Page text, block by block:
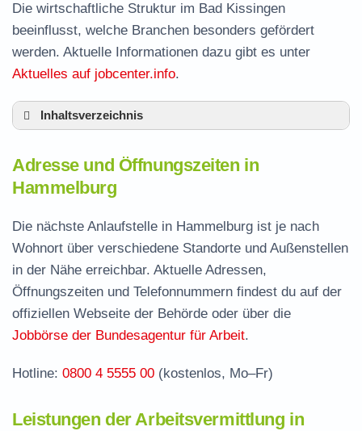
Die wirtschaftliche Struktur im Bad Kissingen
beeinflusst, welche Branchen besonders gefördert
werden. Aktuelle Informationen dazu gibt es unter
Aktuelles auf jobcenter.info.
Inhaltsverzeichnis
Leistungen der Arbeitsvermittlung in
Hammelburg
Termin vereinbaren und Bürgergeld beantragen
Jobcenter Bad Kissingen – zuständige Stelle
Häufige Fragen rund ums Jobcenter
Adresse und Öffnungszeiten in
Hammelburg
Die nächste Anlaufstelle in Hammelburg ist je nach
Wohnort über verschiedene Standorte und Außenstellen
in der Nähe erreichbar. Aktuelle Adressen,
Öffnungszeiten und Telefonnummern findest du auf der
offiziellen Webseite der Behörde oder über die
Jobbörse der Bundesagentur für Arbeit.
Hotline: 0800 4 5555 00 (kostenlos, Mo–Fr)
Leistungen der Arbeitsvermittlung in